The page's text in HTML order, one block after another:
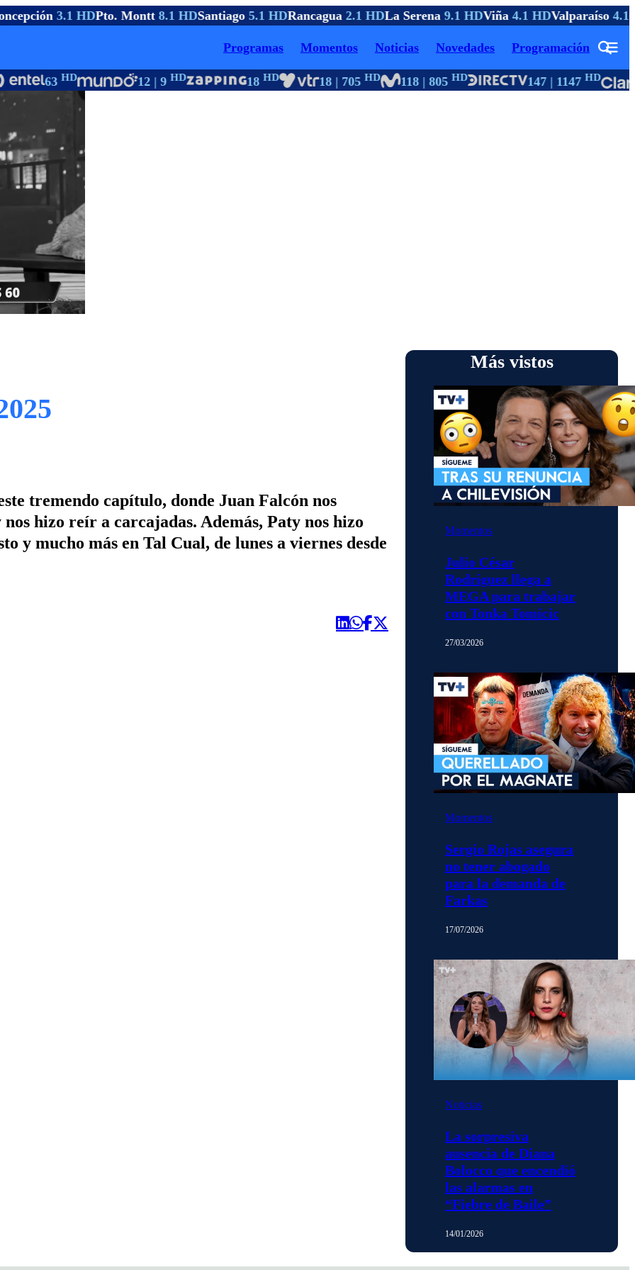
3.1 HDPto. Montt8.1 HDSantiago5.1 HDRancagua2.1 HDLa Serena9.1 HDViña4.1 HDValparaíso4.1
Programas Momentos Noticias Novedades Programación
63HD 12 | 9HD 18HD 18 | 705HD 118 | 805HD 147 | 1147HD
tremendo capítulo, donde Juan Falcón nos
hizo reír a carcajadas. Además, Paty nos hizo
y mucho más en Tal Cual, de lunes a viernes desde
Más vistos
Momentos
Julio César
Rodríguez llega a
MEGA para trabajar
con Tonka Tomicic
27/03/2026
Momentos
Sergio Rojas asegura
no tener abogado
para la demanda de
Farkas
17/07/2026
Noticias
La sorpresiva
ausencia de Diana
Bolocco que encendió
las alarmas en
“Fiebre de Baile”
14/01/2026